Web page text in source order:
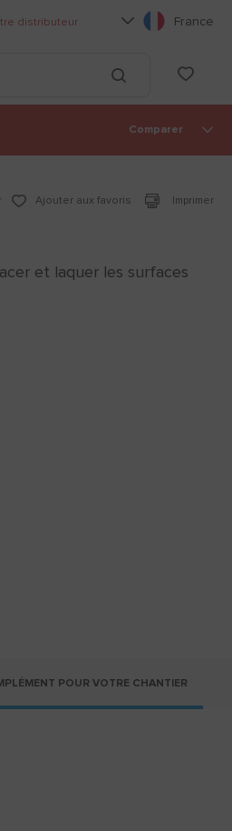
distributeur Choisissez votre
France
Lancer la
Comparer
Ajouter aux favoris Imprimer
et laquer les surfaces
POUR VOTRE CHANTIER